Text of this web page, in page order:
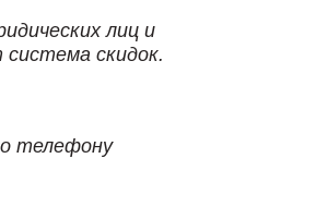
лиц и
скидок.
телефону